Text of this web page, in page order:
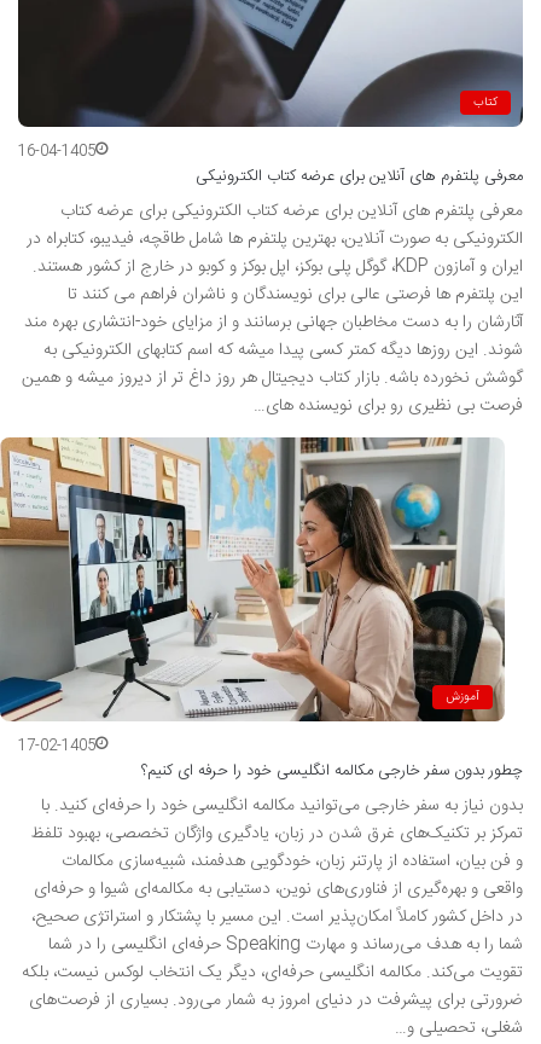
کتاب
16-04-1405
معرفی پلتفرم های آنلاین برای عرضه کتاب الکترونیکی
معرفی پلتفرم های آنلاین برای عرضه کتاب الکترونیکی برای عرضه کتاب
الکترونیکی به صورت آنلاین، بهترین پلتفرم ها شامل طاقچه، فیدیبو، کتابراه در
ایران و آمازون KDP، گوگل پلی بوکز، اپل بوکز و کوبو در خارج از کشور هستند.
این پلتفرم ها فرصتی عالی برای نویسندگان و ناشران فراهم می کنند تا
آثارشان را به دست مخاطبان جهانی برسانند و از مزایای خود-انتشاری بهره مند
شوند. این روزها دیگه کمتر کسی پیدا میشه که اسم کتابهای الکترونیکی به
گوشش نخورده باشه. بازار کتاب دیجیتال هر روز داغ تر از دیروز میشه و همین
فرصت بی نظیری رو برای نویسنده های…
آموزش
17-02-1405
چطور بدون سفر خارجی مکالمه انگلیسی خود را حرفه ای کنیم؟
بدون نیاز به سفر خارجی می‌توانید مکالمه انگلیسی خود را حرفه‌ای کنید. با
تمرکز بر تکنیک‌های غرق شدن در زبان، یادگیری واژگان تخصصی، بهبود تلفظ
و فن بیان، استفاده از پارتنر زبان، خودگویی هدفمند، شبیه‌سازی مکالمات
واقعی و بهره‌گیری از فناوری‌های نوین، دستیابی به مکالمه‌ای شیوا و حرفه‌ای
در داخل کشور کاملاً امکان‌پذیر است. این مسیر با پشتکار و استراتژی صحیح،
شما را به هدف می‌رساند و مهارت Speaking حرفه‌ای انگلیسی را در شما
تقویت می‌کند. مکالمه انگلیسی حرفه‌ای، دیگر یک انتخاب لوکس نیست، بلکه
ضرورتی برای پیشرفت در دنیای امروز به شمار می‌رود. بسیاری از فرصت‌های
شغلی، تحصیلی و…